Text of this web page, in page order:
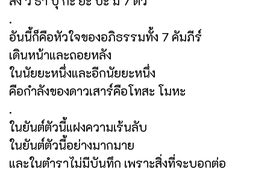
.
อันนี้ก็คือหัวใจของอภิธรรมทั้ง 7 คัมภีร์
เดินหน้าและถอยหลัง
ในนัยยะหนึ่งและอีกนัยยะหนึ่ง
คือกำลังของดาวเสาร์คือโทสะ โมหะ
.
ในยันต์ตัวนี้แฝงความเร้นลับ
ในยันต์ตัวนี้อย่างมากมาย
และในตำราไม่มีบันทึก เพราะสิ่งที่จะบอกต่อ